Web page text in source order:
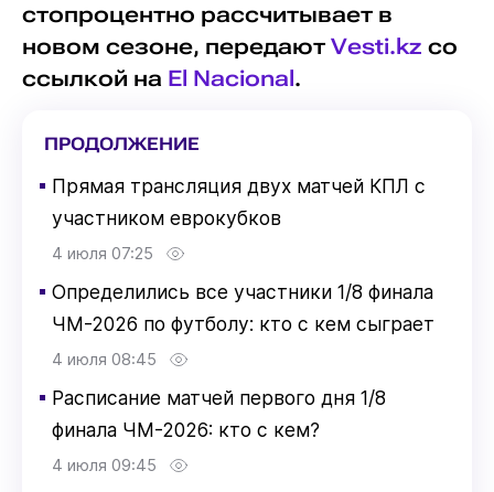
стопроцентно рассчитывает в
новом сезоне, передают Vesti.kz со
ссылкой на El Nacional.
ПРОДОЛЖЕНИЕ
▪ Прямая трансляция двух матчей КПЛ с
участником еврокубков
4 июля 07:25
▪ Определились все участники 1/8 финала
ЧМ-2026 по футболу: кто с кем сыграет
4 июля 08:45
▪ Расписание матчей первого дня 1/8
финала ЧМ-2026: кто с кем?
4 июля 09:45